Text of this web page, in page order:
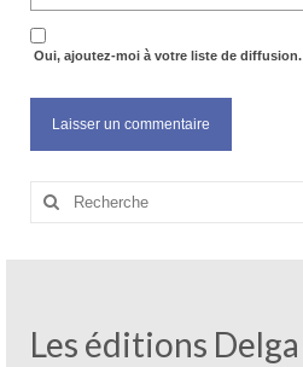
Oui, ajoutez-moi à votre liste de diffusion.
Rechercher
Les éditions Delga